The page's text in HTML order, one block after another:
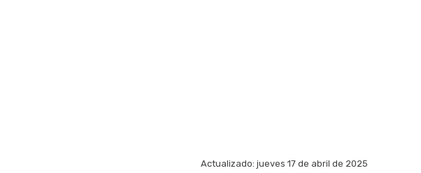
Actualizado: jueves 17 de abril de 2025